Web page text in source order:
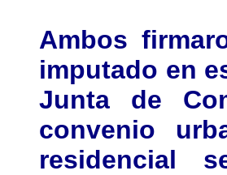
Ambos
imputado en
Junta de
convenio
residencial